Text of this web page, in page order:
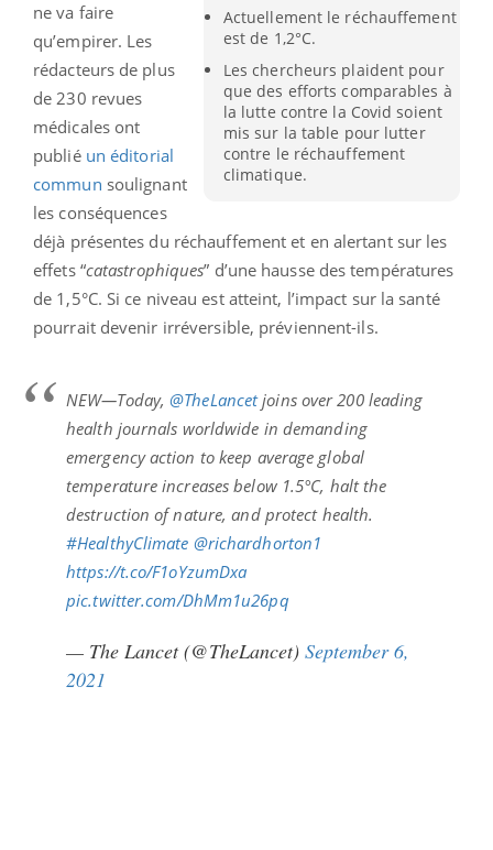
Actuellement le réchauffement
est de 1,2°C.
Les chercheurs plaident pour
que des efforts comparables à
la lutte contre la Covid soient
mis sur la table pour lutter
contre le réchauffement
climatique.
ne va faire
qu’empirer. Les
rédacteurs de plus
de 230 revues
médicales ont
publié un éditorial
commun soulignant
les conséquences
déjà présentes du réchauffement et en alertant sur les
effets “catastrophiques” d’une hausse des températures
de 1,5°C. Si ce niveau est atteint, l’impact sur la santé
pourrait devenir irréversible, préviennent-ils.
NEW—Today,@TheLancetjoins over 200 leading
health journals worldwide in demanding
emergency action to keep average global
temperature increases below 1.5°C, halt the
destruction of nature, and protect health.
#HealthyClimate @richardhorton1
https://t.co/F1oYzumDxa
pic.twitter.com/DhMm1u26pq
— The Lancet (@TheLancet) September 6,
2021